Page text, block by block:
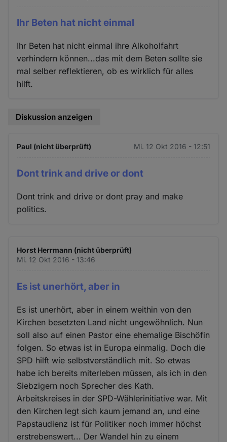
Ihr Beten hat nicht einmal
Ihr Beten hat nicht einmal ihre Alkoholfahrt
verhindern können...das mit dem Beten sollte sie
mal selber reflektieren, ob es wirklich für alles
hilft.
Diskussion anzeigen
Paul (nicht überprüft) Mi. 12 Okt 2016 - 12:51
Dont trink and drive or dont
Dont trink and drive or dont pray and make
politics.
Horst Herrmann (nicht überprüft)
Mi. 12 Okt 2016 - 13:46
Es ist unerhört, aber in
Es ist unerhört, aber in einem weithin von den
Kirchen besetzten Land nicht ungewöhnlich. Nun
soll also auf einen Pastor eine ehemalige Bischöfin
folgen. So etwas ist in Europa einmalig. Doch die
SPD hilft wie selbstverständlich mit. So etwas
habe ich bereits miterleben müssen, als ich in den
Siebzigern noch Sprecher des Kath.
Arbeitskreises in der SPD-Wählerinitiative war. Mit
den Kirchen legt sich kaum jemand an, und eine
Papstaudienz ist für Politiker noch immer höchst
erstrebenswert... Der Wandel hin zu einem